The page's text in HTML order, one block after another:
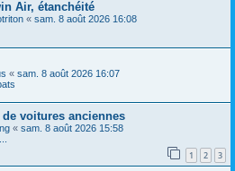
Air, étanchéité
« sam. 8 août 2026 16:08
« sam. 8 août 2026 16:07
voitures anciennes
« sam. 8 août 2026 15:58
1 2 3